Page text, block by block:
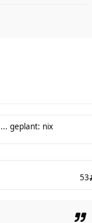
geplant: nix
53